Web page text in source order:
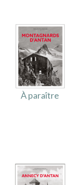
À paraître